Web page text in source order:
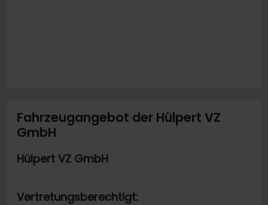
Fahrzeugangebot der Hülpert VZ
GmbH
Hülpert VZ GmbH
Vertretungsberechtigt: